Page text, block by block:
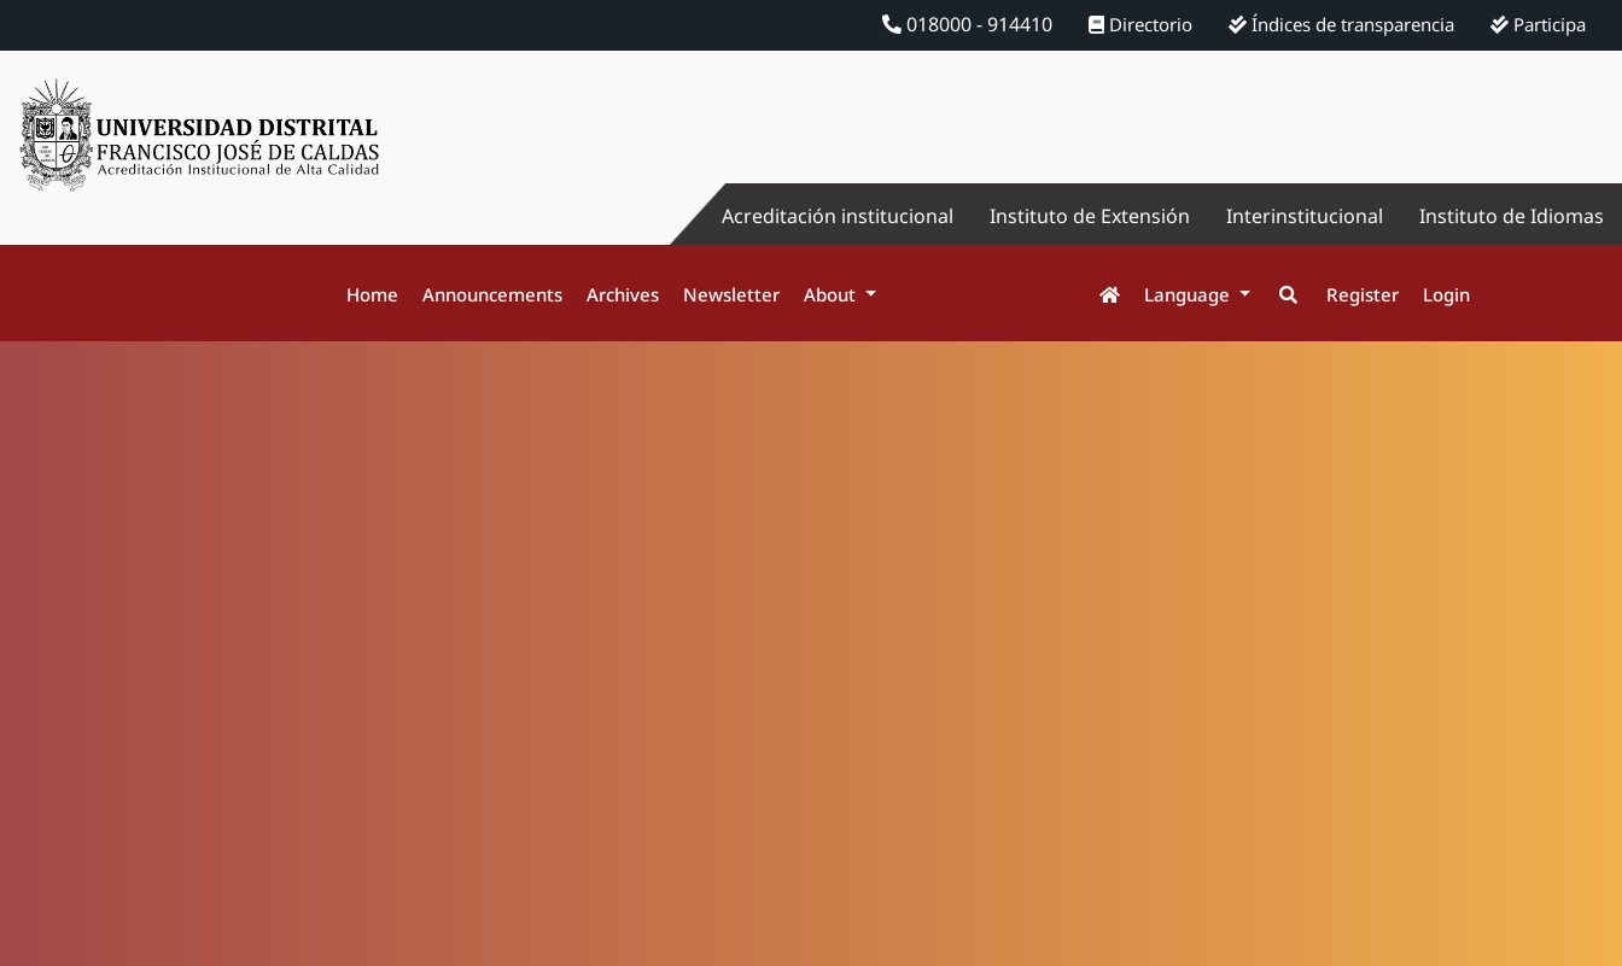
018000 - 914410 Directorio Índices de transparencia Participa
Acreditación institucional Instituto de Extensión Interinstitucional Instituto de Idiomas
Home Announcements Archives Newsletter About Language Register Login